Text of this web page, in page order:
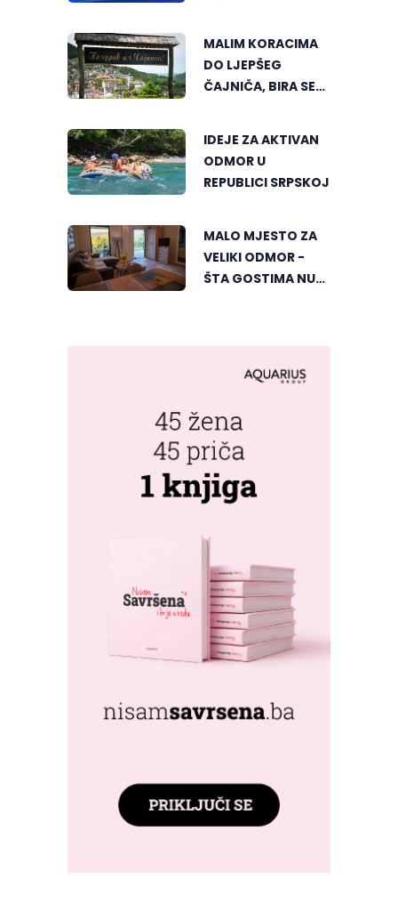
MALIM KORACIMA
DO LJEPŠEG
ČAJNIČA, BIRA SE
IDEJE ZA AKTIVAN
ODMOR U
REPUBLICI SRPSKOJ
MALO MJESTO ZA
VELIKI ODMOR -
ŠTA GOSTIMA NUDI